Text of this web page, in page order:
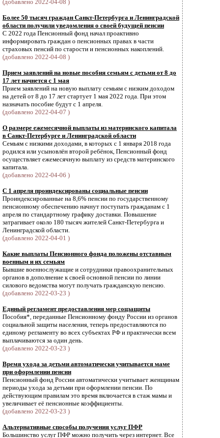
(добавлено 2022-04-08 )
Более 50 тысяч граждан Санкт-Петербурга и Ленинградской
области получили уведомления о своей будущей пенсии
С 2022 года Пенсионный фонд начал проактивно
информировать граждан о пенсионных правах в части
страховых пенсий по старости и пенсионных накоплений.
(добавлено 2022-04-08 )
Прием заявлений на новые пособия семьям с детьми от 8 до
17 лет начнется с 1 мая
Прием заявлений на новую выплату семьям с низким доходом
на детей от 8 до 17 лет стартует 1 мая 2022 года. При этом
назначать пособие будут с 1 апреля.
(добавлено 2022-04-07 )
О размере ежемесячной выплаты из материнского капитала
в Санкт-Петербурге и Ленинградской области
Семьям с низкими доходами, в которых с 1 января 2018 года
родился или усыновлён второй ребёнок, Пенсионный фонд
осуществляет ежемесячную выплату из средств материнского
капитала.
(добавлено 2022-04-06 )
С 1 апреля проиндексированы социальные пенсии
Проиндексированные на 8,6% пенсии по государственному
пенсионному обеспечению начнут поступать гражданам с 1
апреля по стандартному графику доставки. Повышение
затрагивает около 180 тысяч жителей Санкт-Петербурга и
Ленинградской области.
(добавлено 2022-04-01 )
Какие выплаты Пенсионного фонда положены отставным
военным и их семьям
Бывшие военнослужащие и сотрудники правоохранительных
органов в дополнение к своей основной пенсии по линии
силового ведомства могут получать гражданскую пенсию.
(добавлено 2022-03-23 )
Единый регламент предоставления мер соцзащиты
Пособия*, переданные Пенсионному фонду России из органов
социальной защиты населения, теперь предоставляются по
единому регламенту во всех субъектах РФ и практически всем
выплачиваются за один день.
(добавлено 2022-03-23 )
Время ухода за детьми автоматически учитывается маме
при оформлении пенсии
Пенсионный фонд России автоматически учитывает женщинам
периоды ухода за детьми при оформлении пенсии. По
действующим правилам это время включается в стаж мамы и
увеличивает её пенсионные коэффициенты.
(добавлено 2022-03-23 )
Альтернативные способы получения услуг ПФР
Большинство услуг ПФР можно получить через интернет. Все